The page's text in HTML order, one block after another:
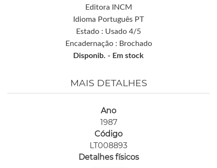
Editora INCM
Idioma Português PT
Estado : Usado 4/5
Encadernação : Brochado
Disponib. - Em stock
MAIS DETALHES
Ano
1987
Código
LT008893
Detalhes físicos